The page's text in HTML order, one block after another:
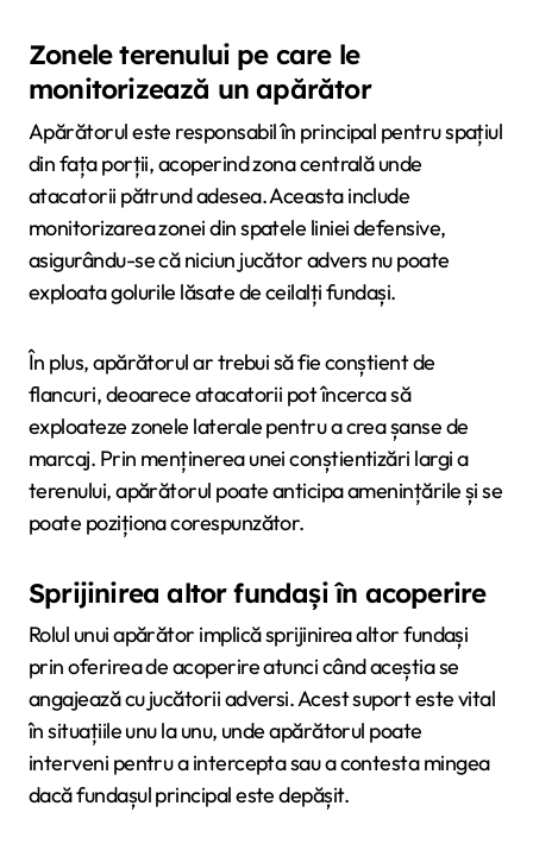
Zonele terenului pe care le
monitorizează un apărător
Apărătorul este responsabil în principal pentru spațiul
din fața porții, acoperind zona centrală unde
atacatorii pătrund adesea. Aceasta include
monitorizarea zonei din spatele liniei defensive,
asigurându-se că niciun jucător advers nu poate
exploata golurile lăsate de ceilalți fundași.
În plus, apărătorul ar trebui să fie conștient de
flancuri, deoarece atacatorii pot încerca să
exploateze zonele laterale pentru a crea șanse de
marcaj. Prin menținerea unei conștientizări largi a
terenului, apărătorul poate anticipa amenințările și se
poate poziționa corespunzător.
Sprijinirea altor fundași în acoperire
Rolul unui apărător implică sprijinirea altor fundași
prin oferirea de acoperire atunci când aceștia se
angajează cu jucătorii adversi. Acest suport este vital
în situațiile unu la unu, unde apărătorul poate
interveni pentru a intercepta sau a contesta mingea
dacă fundașul principal este depășit.